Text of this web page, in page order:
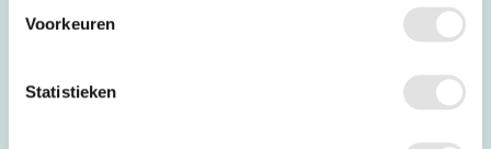
Voorkeuren
StatistiekenWanneer en door wie is Topro